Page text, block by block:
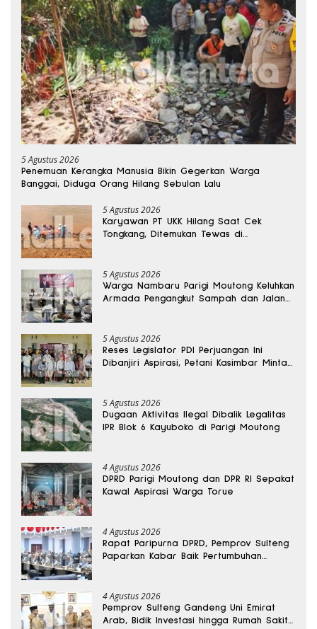
5 Agustus 2026
Penemuan Kerangka Manusia Bikin Gegerkan Warga
Banggai, Diduga Orang Hilang Sebulan Lalu
5 Agustus 2026
Karyawan PT UKK Hilang Saat Cek
Tongkang, Ditemukan Tewas di
5 Agustus 2026
Warga Nambaru Parigi Moutong Keluhkan
Armada Pengangkut Sampah dan Jalan
5 Agustus 2026
Reses Legislator PDI Perjuangan Ini
Dibanjiri Aspirasi, Petani Kasimbar Minta
5 Agustus 2026
Dugaan Aktivitas Ilegal Dibalik Legalitas
IPR Blok 6 Kayuboko di Parigi Moutong
4 Agustus 2026
DPRD Parigi Moutong dan DPR RI Sepakat
Kawal Aspirasi Warga Torue
4 Agustus 2026
Rapat Paripurna DPRD, Pemprov Sulteng
Paparkan Kabar Baik Pertumbuhan
4 Agustus 2026
Pemprov Sulteng Gandeng Uni Emirat
Arab, Bidik Investasi hingga Rumah Sakit